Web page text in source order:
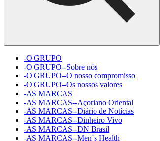
-O GRUPO
-O GRUPO--Sobre nós
-O GRUPO--O nosso compromisso
-O GRUPO--Os nossos valores
-AS MARCAS
-AS MARCAS--Açoriano Oriental
-AS MARCAS--Diário de Notícias
-AS MARCAS--Dinheiro Vivo
-AS MARCAS--DN Brasil
-AS MARCAS--Men´s Health